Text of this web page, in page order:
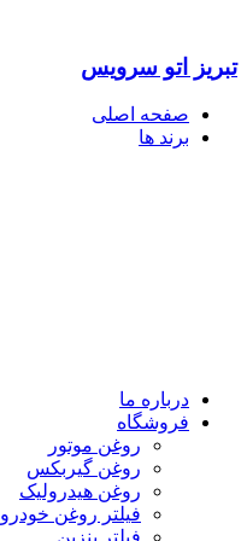
تبریز اتو سرویس
صفحه اصلی
برند ها
درباره ما
فروشگاه
روغن موتور
روغن گیربکس
روغن هیدرولیک
فیلتر روغن خودرو